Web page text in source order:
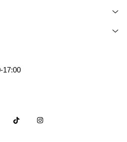
17:00